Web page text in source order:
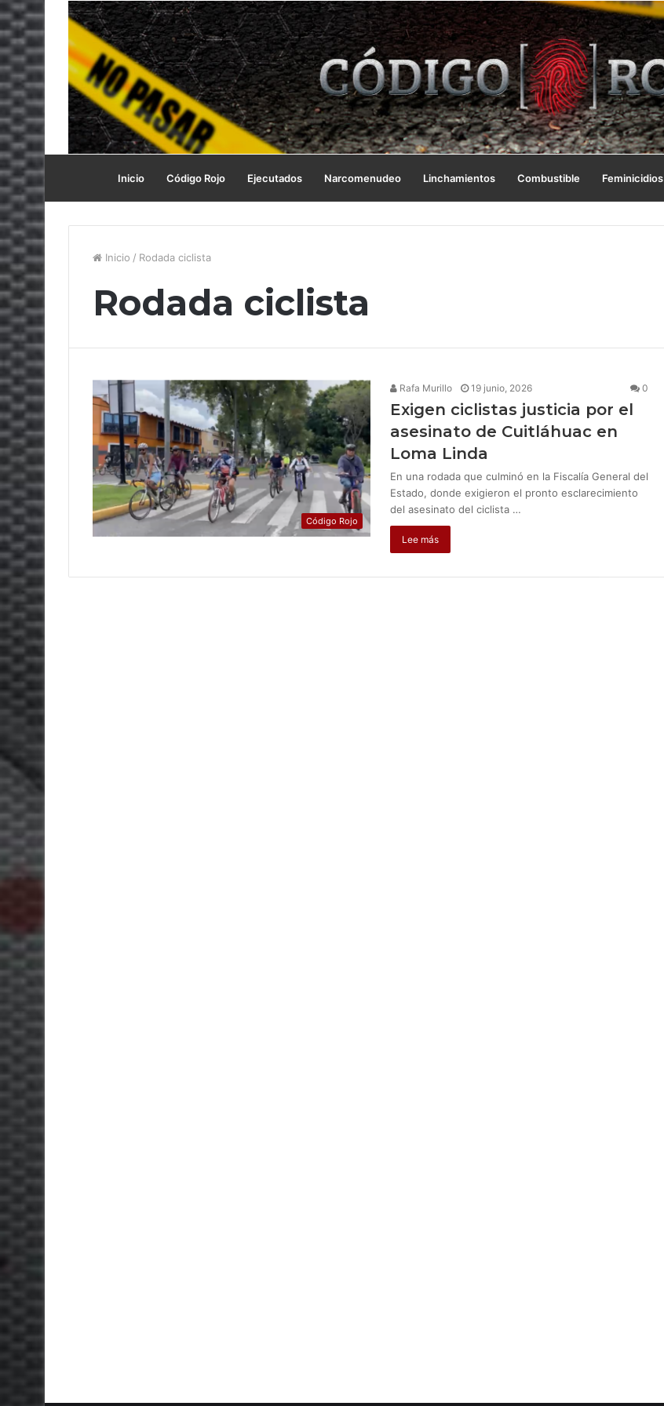
Inicio Código Rojo Ejecutados Narcomenudeo Linchamientos Combustible Feminicidios
Inicio / Rodada ciclista
Rodada ciclista
Código Rojo
Rafa Murillo 19 junio, 2026 0
Exigen ciclistas justicia por el
asesinato de Cuitláhuac en
Loma Linda
En una rodada que culminó en la Fiscalía General del
Estado, donde exigieron el pronto esclarecimiento
del asesinato del ciclista …
Lee más